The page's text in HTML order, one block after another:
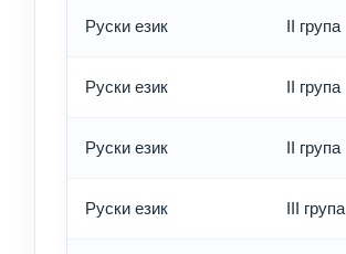
Руски език II група
Руски език II група
Руски език II група
Руски език III група